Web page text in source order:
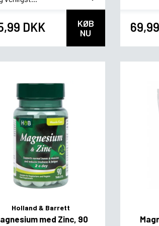
DKK
KØB
NU
Holland & Barrett
med Zinc, 90